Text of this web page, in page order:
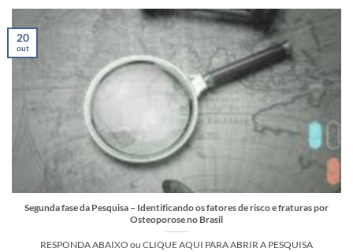
Segunda fase da Pesquisa – Identificando os fatores de risco e fraturas por
Osteoporose no Brasil
RESPONDA ABAIXO ou CLIQUE AQUI PARA ABRIR A PESQUISA
20
out